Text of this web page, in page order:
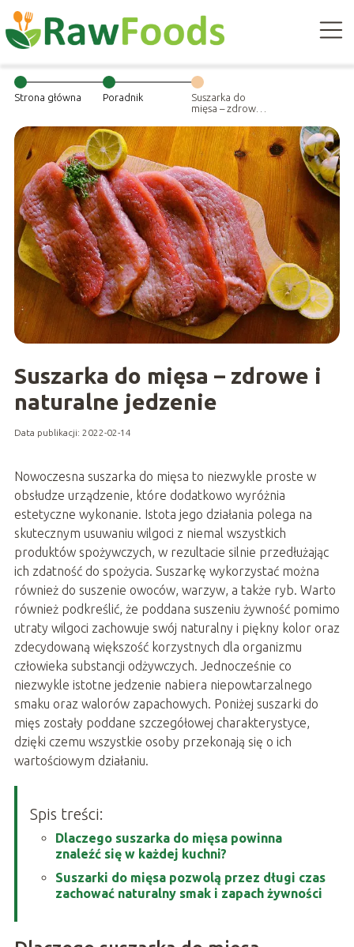
Strona główna Poradnik
Suszarka do
mięsa – zdrowe i
jedzenie
Suszarka do mięsa – zdrowe i
naturalne jedzenie
Data publikacji: 2022-02-14
Nowoczesna suszarka do mięsa to niezwykle proste w
obsłudze urządzenie, które dodatkowo wyróżnia
estetyczne wykonanie. Istota jego działania polega na
skutecznym usuwaniu wilgoci z niemal wszystkich
produktów spożywczych, w rezultacie silnie przedłużając
ich zdatność do spożycia. Suszarkę wykorzystać można
również do suszenie owoców, warzyw, a także ryb. Warto
również podkreślić, że poddana suszeniu żywność pomimo
utraty wilgoci zachowuje swój naturalny i piękny kolor oraz
zdecydowaną większość korzystnych dla organizmu
człowieka substancji odżywczych. Jednocześnie co
niezwykle istotne jedzenie nabiera niepowtarzalnego
smaku oraz walorów zapachowych. Poniżej suszarki do
mięs zostały poddane szczegółowej charakterystyce,
dzięki czemu wszystkie osoby przekonają się o ich
wartościowym działaniu.
Spis treści:
Dlaczego suszarka do mięsa powinna
znaleźć się w każdej kuchni?
Suszarki do mięsa pozwolą przez długi czas
zachować naturalny smak i zapach żywności